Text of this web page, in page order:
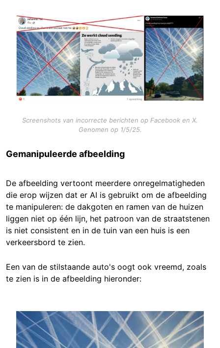
Image
Screenshots van incorrecte berichten op Facebook en X.
Genomen op 1/5/25.
Gemanipuleerde afbeelding
De afbeelding vertoont meerdere onregelmatigheden
die erop wijzen dat er AI is gebruikt om de afbeelding
te manipuleren: de dakgoten en ramen van de huizen
liggen niet op één lijn, het patroon van de straatstenen
is niet consistent en in de tuin van een huis is een
verkeersbord te zien.
Een van de stilstaande auto's oogt ook vreemd, zoals
te zien is in de afbeelding hieronder:
Image